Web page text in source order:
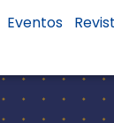
Eventos